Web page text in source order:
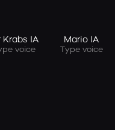
Krabs IA
voice
Mario IA
Type voice